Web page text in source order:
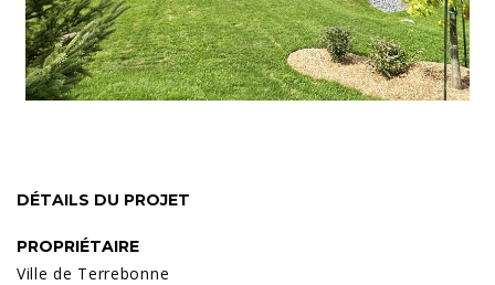
DÉTAILS DU PROJET
PROPRIÉTAIRE
Ville de Terrebonne